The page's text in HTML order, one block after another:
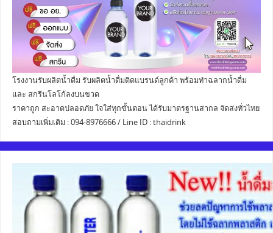
โรงงานรับผลิตน้ำดื่ม รับผลิตน้ำดื่มติดแบรนด์ลูกค้า พร้อมทำฉลากน้ำดื่ม
และ สกรีนโลโก้ลงบนขวด
ราคาถูก สะอาดปลอดภัย ใจใส่ทุกขั้นตอน ได้รับมาตรฐานสากล จัดส่งทั่วไทย
สอบถามเพิ่มเติม : 094-8976666 / Line ID : thaidrink